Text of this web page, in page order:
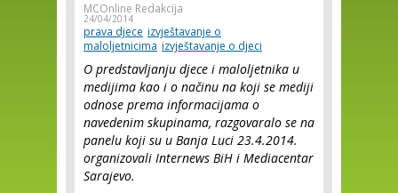
MCOnline Redakcija
24/04/2014
prava djece izvještavanje o
maloljetnicima izvještavanje o djeci
O predstavljanju djece i maloljetnika u
medijima kao i o načinu na koji se mediji
odnose prema informacijama o
navedenim skupinama, razgovaralo se na
panelu koji su u Banja Luci 23.4.2014.
organizovali Internews BiH i Mediacentar
Sarajevo.